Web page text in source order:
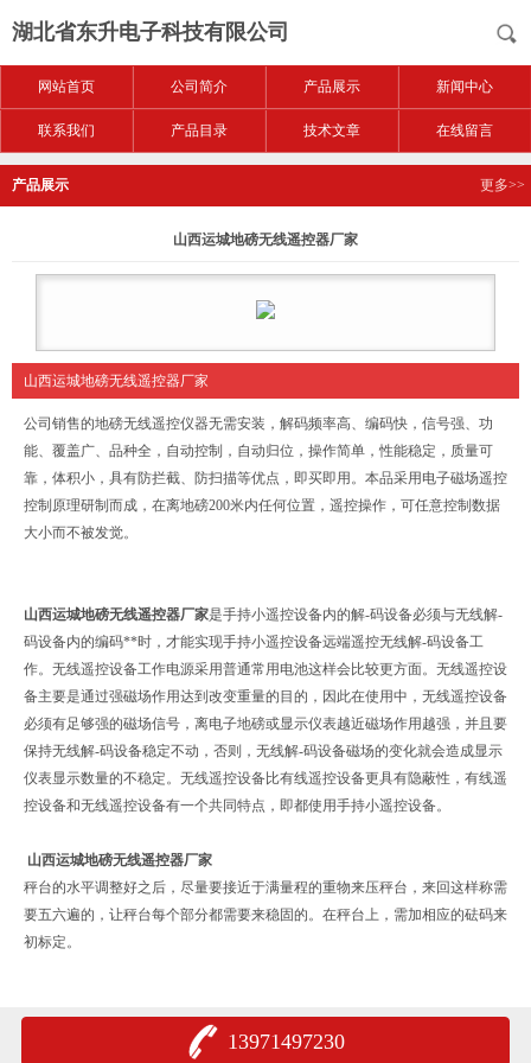
湖北省东升电子科技有限公司
网站首页 公司简介 产品展示 新闻中心
联系我们 产品目录 技术文章 在线留言
产品展示 更多>>
山西运城地磅无线遥控器厂家
山西运城地磅无线遥控器厂家
公司销售的地磅无线遥控仪器无需安装，解码频率高、编码快，信号强、功
能、覆盖广、品种全，自动控制，自动归位，操作简单，性能稳定，质量可
靠，体积小，具有防拦截、防扫描等优点，即买即用。本品采用电子磁场遥控
控制原理研制而成，在离地磅200米内任何位置，遥控操作，可任意控制数据
大小而不被发觉。
山西运城地磅无线遥控器厂家是手持小遥控设备内的解-码设备必须与无线解-
码设备内的编码**时，才能实现手持小遥控设备远端遥控无线解-码设备工
作。无线遥控设备工作电源采用普通常用电池这样会比较更方面。无线遥控设
备主要是通过强磁场作用达到改变重量的目的，因此在使用中，无线遥控设备
必须有足够强的磁场信号，离电子地磅或显示仪表越近磁场作用越强，并且要
保持无线解-码设备稳定不动，否则，无线解-码设备磁场的变化就会造成显示
仪表显示数量的不稳定。无线遥控设备比有线遥控设备更具有隐蔽性，有线遥
控设备和无线遥控设备有一个共同特点，即都使用手持小遥控设备。
山西运城地磅无线遥控器厂家
秤台的水平调整好之后，尽量要接近于满量程的重物来压秤台，来回这样称需
要五六遍的，让秤台每个部分都需要来稳固的。在秤台上，需加相应的砝码来
初标定。
13971497230